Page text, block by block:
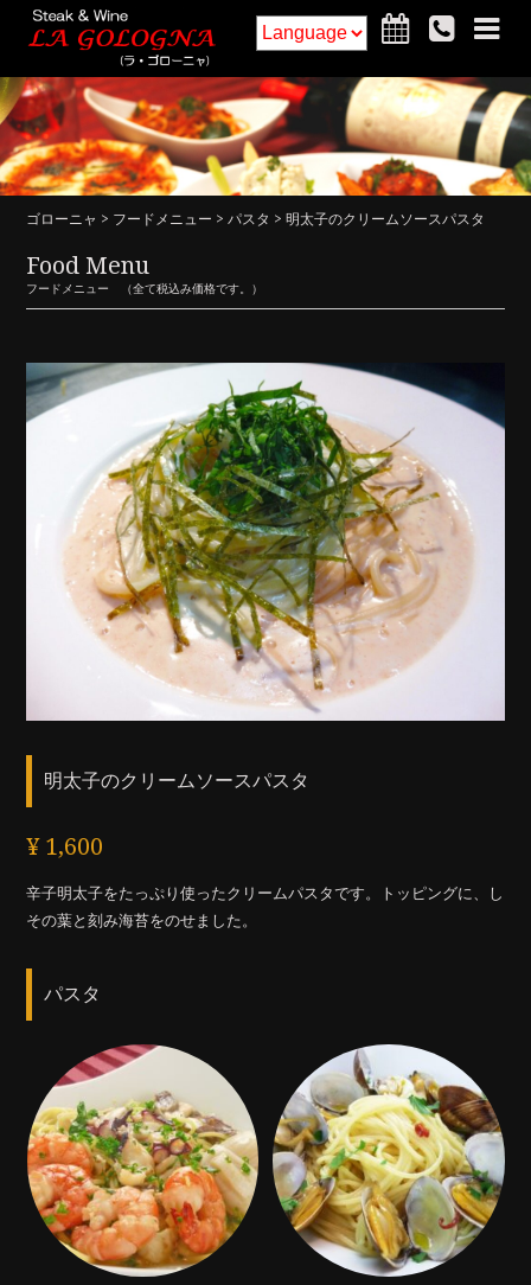
ホーム フードメニュー
ドリンクメニュー インテリア
ご予約
ゴローニャ > フードメニュー >パスタ > 明太子のクリームソースパスタ
Food Menu
フードメニュー （全て税込み価格です。）
明太子のクリームソースパスタ
¥ 1,600
辛子明太子をたっぷり使ったクリームパスタです。トッピングに、し
その葉と刻み海苔をのせました。
パスタ